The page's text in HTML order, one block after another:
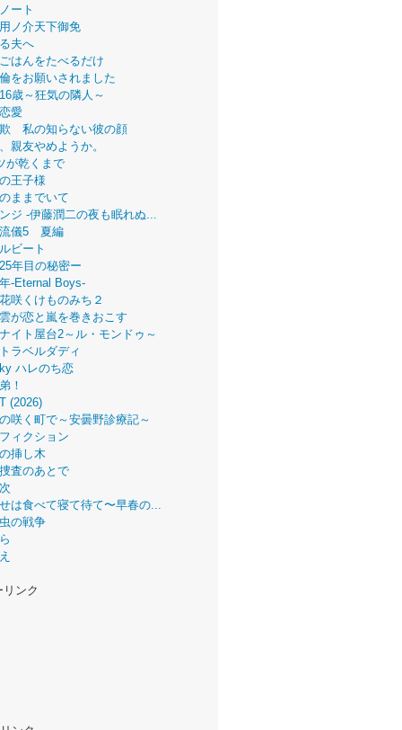
ート
ノ介天下御免
夫へ
はんをたべるだけ
をお願いされました
歳～狂気の隣人～
愛
私の知らない彼の顔
親友やめようか。
が乾くまで
王子様
ままでいて
ジ -伊藤潤二の夜も眠れぬ...
儀5 夏編
ビート
年目の秘密ー
-Eternal Boys-
咲くけものみち２
が恋と嵐を巻きおこす
イト屋台2～ル・モンドゥ～
ラベルダディ
ハレのち恋
！
(2026)
咲く町で～安曇野診療記～
ィクション
挿し木
査のあとで
は食べて寝て待て〜早春の...
の戦争
ンク